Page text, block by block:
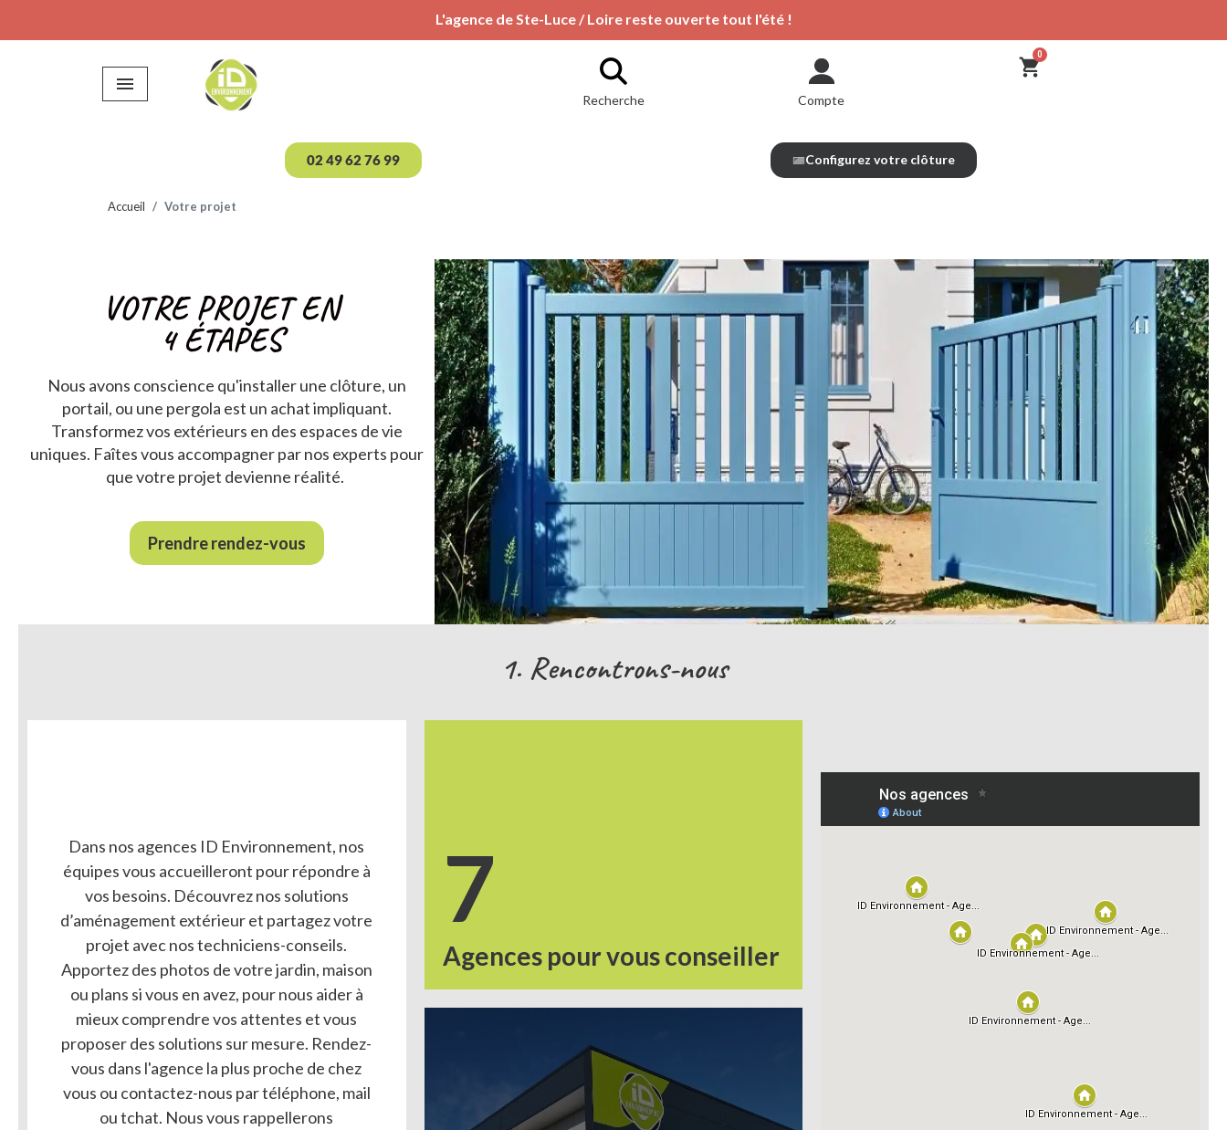
L'agence de Ste-Luce / Loire reste ouverte tout l'été !

Recherche Compte
02 49 62 76 99 Configurez votre clôture
Accueil Votre projet
VOTRE PROJET EN
4 ÉTAPES
Nous avons conscience qu'installer une clôture, un
portail, ou une pergola est un achat impliquant.
Transformez vos extérieurs en des espaces de vie
uniques. Faîtes vous accompagner par nos experts pour
que votre projet devienne réalité.
Prendre rendez-vous
1. Rencontrons-nous
Dans nos agences ID Environnement, nos
équipes vous accueilleront pour répondre à
vos besoins. Découvrez nos solutions
d’aménagement extérieur et partagez votre
projet avec nos techniciens-conseils.
Apportez des photos de votre jardin, maison
ou plans si vous en avez, pour nous aider à
mieux comprendre vos attentes et vous
proposer des solutions sur mesure. Rendez-
vous dans l'agence la plus proche de chez
vous ou contactez-nous par téléphone, mail
ou tchat. Nous vous rappellerons
Vous souhaitez en savoir plus ou démarrer
votre projet ?
Nous contacter
7
Agences pour vous conseiller